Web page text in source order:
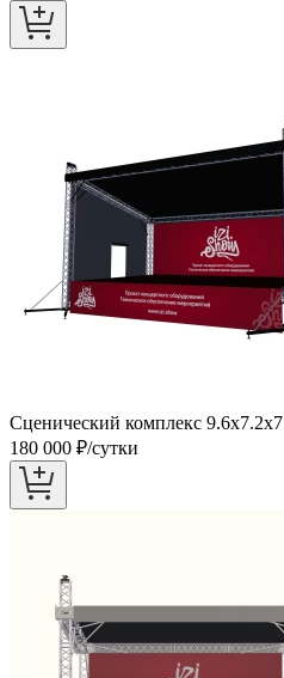
Сценический комплекс 9.6х7.2х7
180 000 ₽/сутки